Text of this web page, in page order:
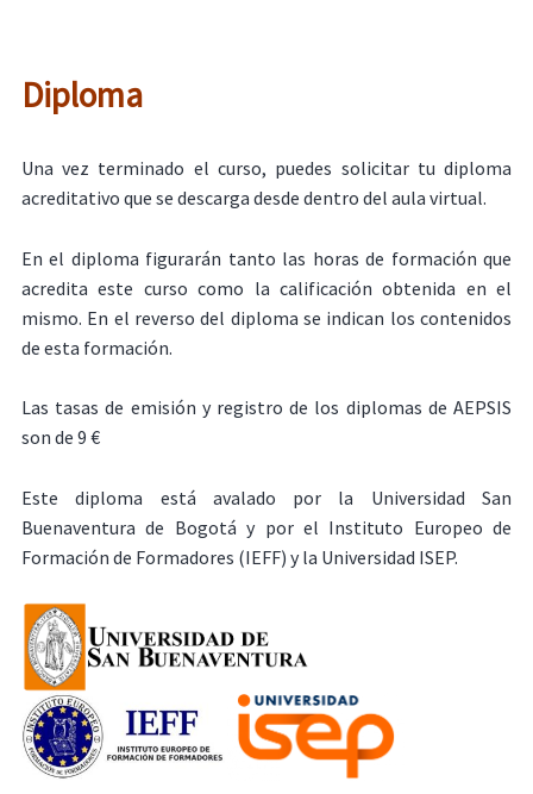
Diploma
Una vez terminado el curso, puedes solicitar tu diploma
acreditativo que se descarga desde dentro del aula virtual.
En el diploma figurarán tanto las horas de formación que
acredita este curso como la calificación obtenida en el
mismo. En el reverso del diploma se indican los contenidos
de esta formación.
Las tasas de emisión y registro de los diplomas de AEPSIS
son de 9 €
Este diploma está avalado por la Universidad San
Buenaventura de Bogotá y por el Instituto Europeo de
Formación de Formadores (IEFF) y la Universidad ISEP.